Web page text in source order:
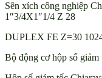
Sên xích công nghiệp
1″3/4X1″1/4 Z 28
DUPLEX FE Z=30
Bộ động cơ hộp số